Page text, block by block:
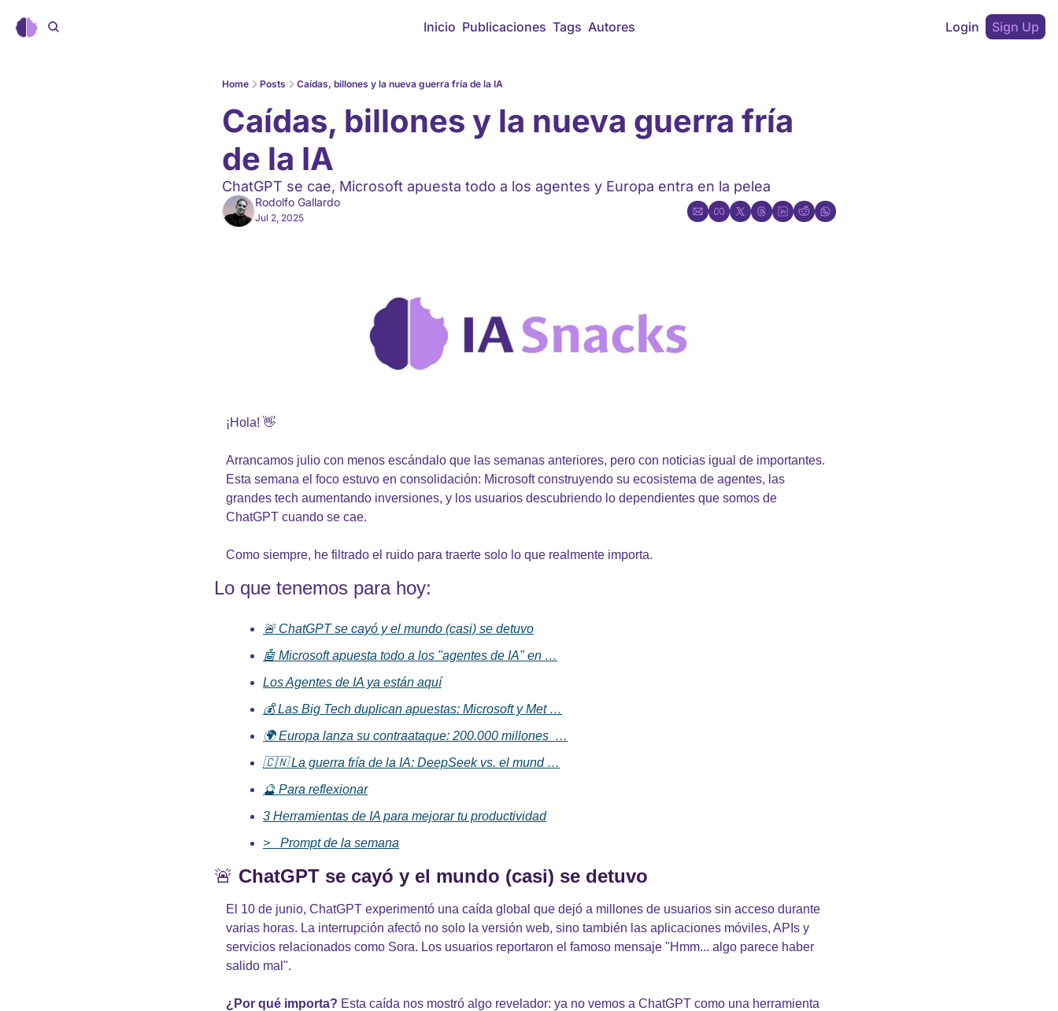
Inicio Publicaciones Tags Autores Login Sign Up
Home Posts Caídas, billones y la nueva guerra fría de la IA
Caídas, billones y la nueva guerra fría
de la IA
ChatGPT se cae, Microsoft apuesta todo a los agentes y Europa entra en la pelea
Rodolfo Gallardo
Jul 2, 2025
¡Hola! 👋
Arrancamos julio con menos escándalo que las semanas anteriores, pero con noticias igual de importantes.
Esta semana el foco estuvo en consolidación: Microsoft construyendo su ecosistema de agentes, las
grandes tech aumentando inversiones, y los usuarios descubriendo lo dependientes que somos de
ChatGPT cuando se cae.
Como siempre, he filtrado el ruido para traerte solo lo que realmente importa.
Lo que tenemos para hoy:
🚨 ChatGPT se cayó y el mundo (casi) se detuvo
🤖 Microsoft apuesta todo a los "agentes de IA" en …
Los Agentes de IA ya están aquí
💰 Las Big Tech duplican apuestas: Microsoft y Met …
🌍 Europa lanza su contraataque: 200.000 millones  …
🇨🇳 La guerra fría de la IA: DeepSeek vs. el mund …
🔮 Para reflexionar
3 Herramientas de IA para mejorar tu productividad
>_ Prompt de la semana
🚨 ChatGPT se cayó y el mundo (casi) se detuvo
El 10 de junio, ChatGPT experimentó una caída global que dejó a millones de usuarios sin acceso durante
varias horas. La interrupción afectó no solo la versión web, sino también las aplicaciones móviles, APIs y
servicios relacionados como Sora. Los usuarios reportaron el famoso mensaje "Hmm... algo parece haber
salido mal".
¿Por qué importa? Esta caída nos mostró algo revelador: ya no vemos a ChatGPT como una herramienta